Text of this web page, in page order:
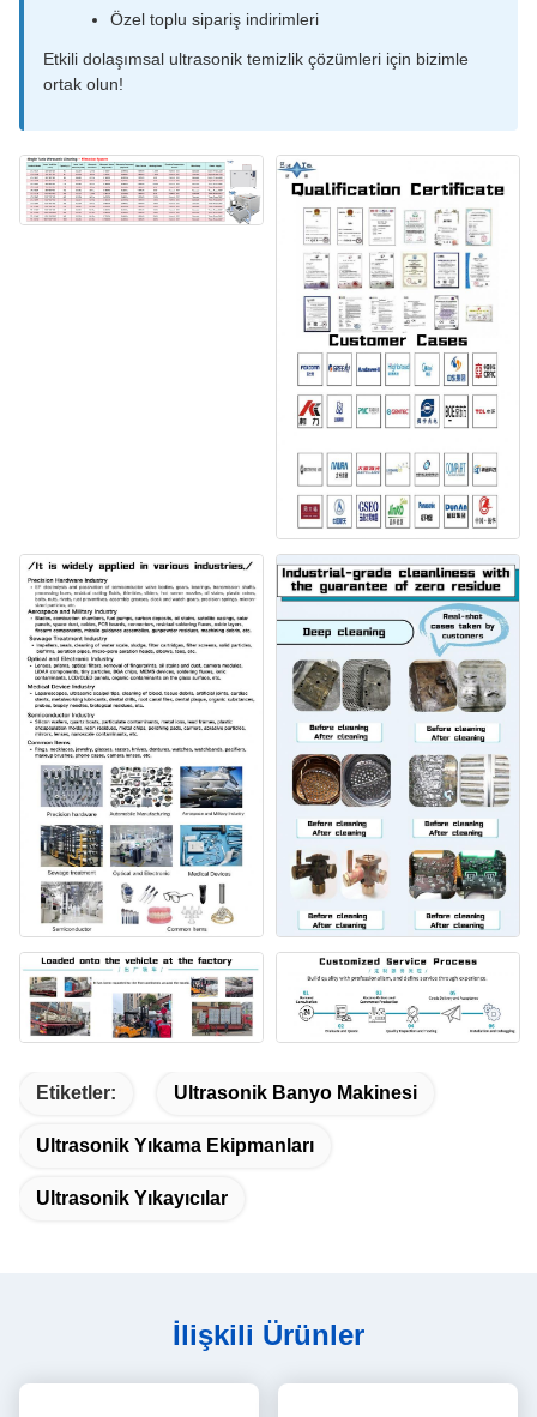
Özel toplu sipariş indirimleri
Etkili dolaşımsal ultrasonik temizlik çözümleri için bizimle
ortak olun!
Etiketler: Ultrasonik Banyo Makinesi
Ultrasonik Yıkama Ekipmanları
Ultrasonik Yıkayıcılar
İlişkili Ürünler